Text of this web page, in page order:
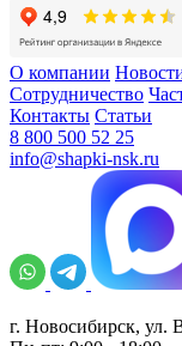
О компании
Сотрудничество
Контакты Статьи
8 800 500 52 25
info@shapki-nsk.ru
г. Новосибирск, ул.